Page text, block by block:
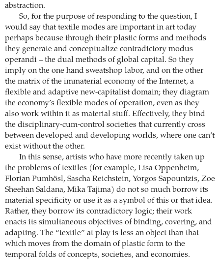
abstraction.
So, for the purpose of responding to the question, I
would say that textile modes are important in art today
perhaps because through their plastic forms and methods
they generate and conceptualize contradictory modus
operandi – the dual methods of global capital. So they
imply on the one hand sweatshop labor, and on the other
the matrix of the immaterial economy of the Internet, a
flexible and adaptive new-capitalist domain; they diagram
the economy’s flexible modes of operation, even as they
also work within it as material stuff. Effectively, they bind
the disciplinary-cum-control societies that currently cross
between developed and developing worlds, where one can’t
exist without the other.
In this sense, artists who have more recently taken up
the problems of textiles (for example, Lisa Oppenheim,
Florian Pumhösl, Sascha Reichstein, Yorgos Sapountzis, Zoe
Sheehan Saldana, Mika Tajima) do not so much borrow its
material specificity or use it as a symbol of this or that idea.
Rather, they borrow its contradictory logic; their work
enacts its simultaneous objectives of binding, covering, and
adapting. The “textile” at play is less an object than that
which moves from the domain of plastic form to the
temporal folds of concepts, societies, and economies.